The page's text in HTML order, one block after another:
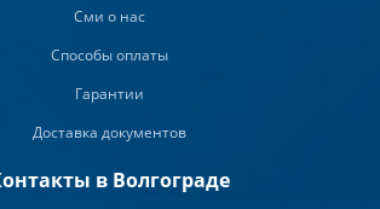
Сми о нас
Способы оплаты
Гарантии
Доставка документов
в Волгограде